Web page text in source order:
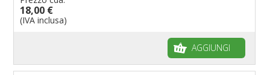
18,00 €
(IVA inclusa)
AGGIUNGI